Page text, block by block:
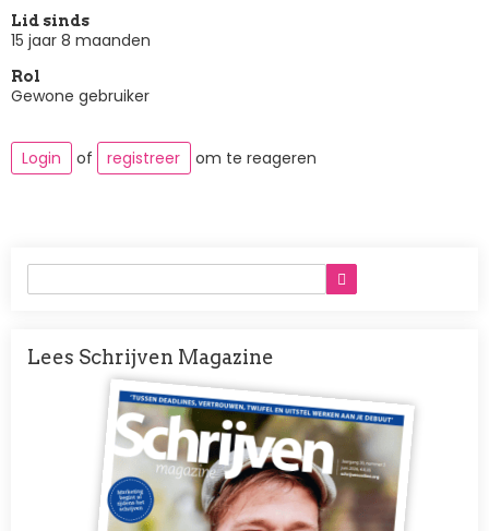
Lid sinds
15 jaar 8 maanden
Rol
Gewone gebruiker
Login of registreer om te reageren
Lees Schrijven Magazine
Afbeelding